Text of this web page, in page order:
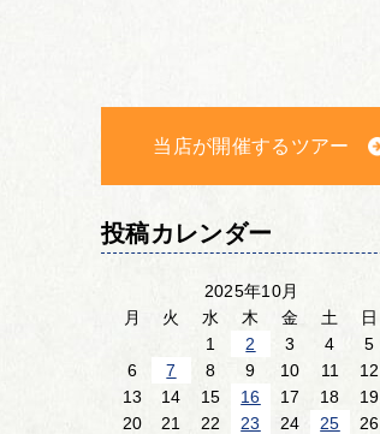
当店が開催するツアー
投稿カレンダー
2025年10月
月
火 水 木 金 土
日
1
2 3 4
5
6
7 8 9 10 11
12
13
14 15 16 17 18
19
20
21 22 23 24 25
26